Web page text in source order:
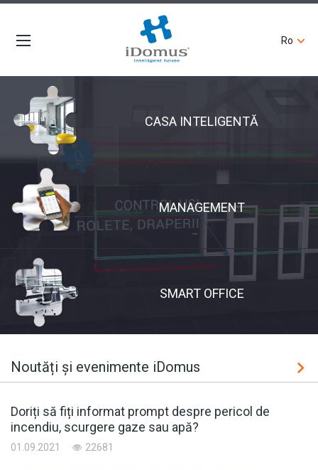
Ro
CASA INTELIGENTĂ
MANAGEMENT
SMART OFFICE
Noutăți și evenimente iDomus
Doriți să fiți informat prompt despre pericol de
incendiu, scurgere gaze sau apă?
01.09.2021 22681